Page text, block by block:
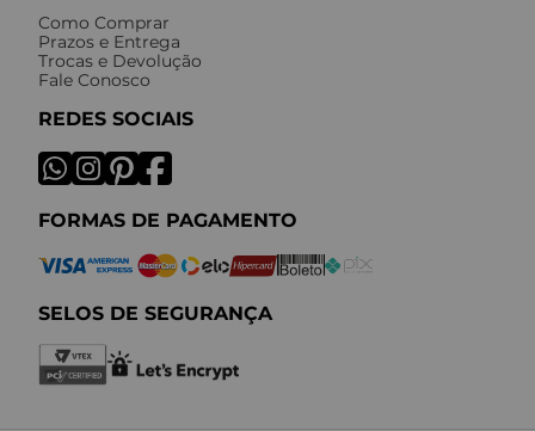
Como Comprar
Prazos e Entrega
Trocas e Devolução
Fale Conosco
REDES SOCIAIS
FORMAS DE PAGAMENTO
SELOS DE SEGURANÇA